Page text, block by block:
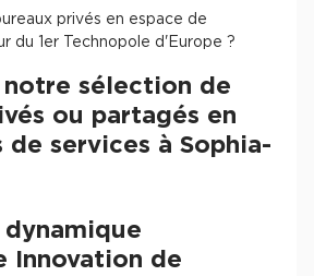
privés en espace de
du 1er Technopole d'Europe ?
notre sélection de
ou partagés en
de services à Sophia-
dynamique
Innovation de